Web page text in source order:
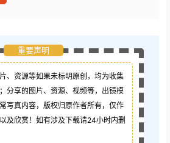
重要声明
、资源等如果未标明原创，均为收集
分享的图片、资源、视频等，出镜模
写真内容，版权归原作者所有，仅作
及欣赏！如有涉及下载请24小时内删